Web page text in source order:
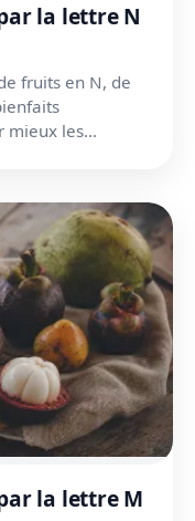
la lettre N
fruits en N, de
mieux les
la lettre M